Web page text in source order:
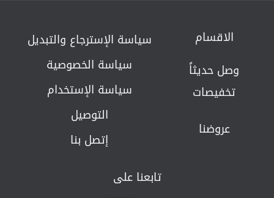
الاقسام
وصل حديثاً
تخفيصات
عروضنا
سياسة الإسترجاع والتبديل​
سياسة الخصوصية
سياسة الإستخدام
التوصيل
إتصل بنا
تابعنا على